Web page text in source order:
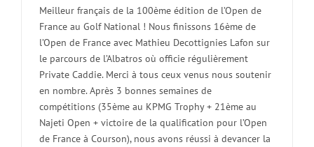
Meilleur français de la 100ème édition de l’Open de
France au Golf National ! Nous finissons 16ème de
l’Open de France avec Mathieu Decottignies Lafon sur
le parcours de l’Albatros où officie régulièrement
Private Caddie. Merci à tous ceux venus nous soutenir
en nombre. Après 3 bonnes semaines de
compétitions (35ème au KPMG Trophy + 21ème au
Najeti Open + victoire de la qualification pour l’Open
de France à Courson), nous avons réussi à devancer la